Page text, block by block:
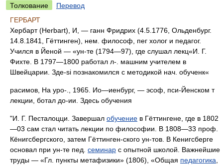
Толкование
Перевод
ГЕРБАРТ
Хербарт (Herbart), И, — ганн Фридрих (4.5.1776, Ольденбург.
14.8.1841, Гёттинген), нем. философ, пег холог и педагог.
Учился в Йеной — «ун-те (1794—97), где слушал лекц«И. Г.
Фихте. В 1797—1800 работал л-.
машним учителем в
Швейцарии. Зде-si познакомился с методикой нач. обученк«
расимов, На уро-., 1965. Ио—иенбург, — эсоф, пси-Йенском т
лекции, ботал до-ии. Здесь обучения
"И. Г. Песталоцци. Завершал обучение в Гёттингене, где в 1802
—03 сам стал читать лекции по философии. В 1808—33 проф.
Кёнигсбергского, затем Гёттинген-ского ун-тов. В Кенигсберге
основал при ун-те пед. семинар с опытной школой. Важнейшие
труды — «Гл. пункты метафизики» (1806), «Общая педагогика